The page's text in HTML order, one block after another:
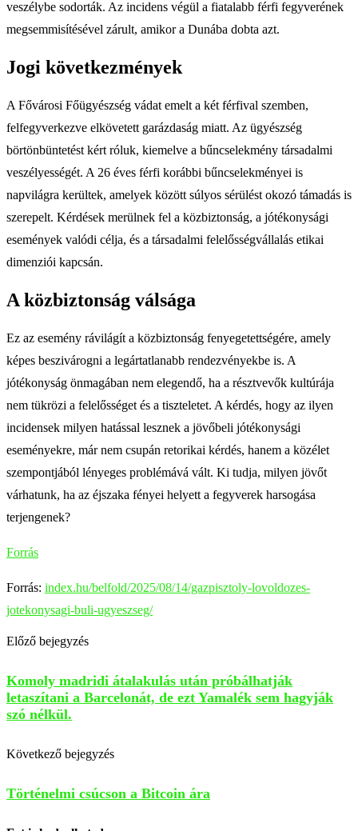
veszélybe sodorták. Az incidens végül a fiatalabb férfi fegyverének
megsemmisítésével zárult, amikor a Dunába dobta azt.
Jogi következmények
A Fővárosi Főügyészség vádat emelt a két férfival szemben,
felfegyverkezve elkövetett garázdaság miatt. Az ügyészség
börtönbüntetést kért róluk, kiemelve a bűncselekmény társadalmi
veszélyességét. A 26 éves férfi korábbi bűncselekményei is
napvilágra kerültek, amelyek között súlyos sérülést okozó támadás is
szerepelt. Kérdések merülnek fel a közbiztonság, a jótékonysági
események valódi célja, és a társadalmi felelősségvállalás etikai
dimenziói kapcsán.
A közbiztonság válsága
Ez az esemény rávilágít a közbiztonság fenyegetettségére, amely
képes beszivárogni a legártatlanabb rendezvényekbe is. A
jótékonyság önmagában nem elegendő, ha a résztvevők kultúrája
nem tükrözi a felelősséget és a tiszteletet. A kérdés, hogy az ilyen
incidensek milyen hatással lesznek a jövőbeli jótékonysági
eseményekre, már nem csupán retorikai kérdés, hanem a közélet
szempontjából lényeges problémává vált. Ki tudja, milyen jövőt
várhatunk, ha az éjszaka fényei helyett a fegyverek harsogása
terjengenek?
Forrás
Forrás: index.hu/belfold/2025/08/14/gazpisztoly-lovoldozes-
jotekonysagi-buli-ugyeszseg/
Előző bejegyzés
Komoly madridi átalakulás után próbálhatják
letaszítani a Barcelonát, de ezt Yamalék sem hagyják
szó nélkül.
Következő bejegyzés
Történelmi csúcson a Bitcoin ára